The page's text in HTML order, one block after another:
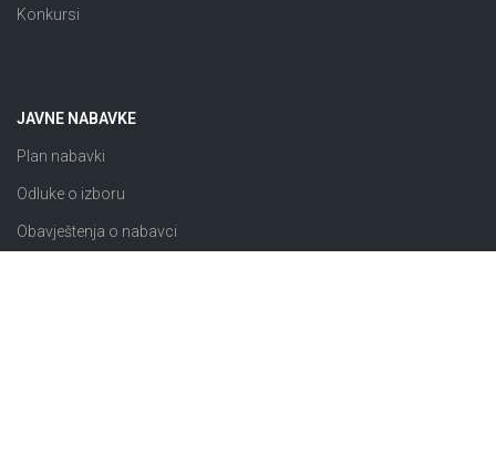
Konkursi
JAVNE NABAVKE
Plan nabavki
Odluke o izboru
Obavještenja o nabavci